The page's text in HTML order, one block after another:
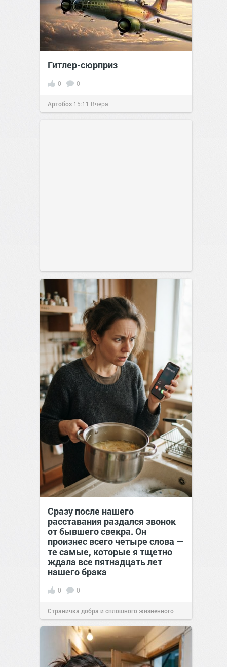
Гитлер-сюрприз
0 0
Артобоз 15:11 Вчера
Сразу после нашего
расставания раздался звонок
от бывшего свекра. Он
произнес всего четыре слова —
те самые, которые я тщетно
ждала все пятнадцать лет
нашего брака
0 0
Страничка добра и сплошного жизненного
позитива!00:2907 авг 2026